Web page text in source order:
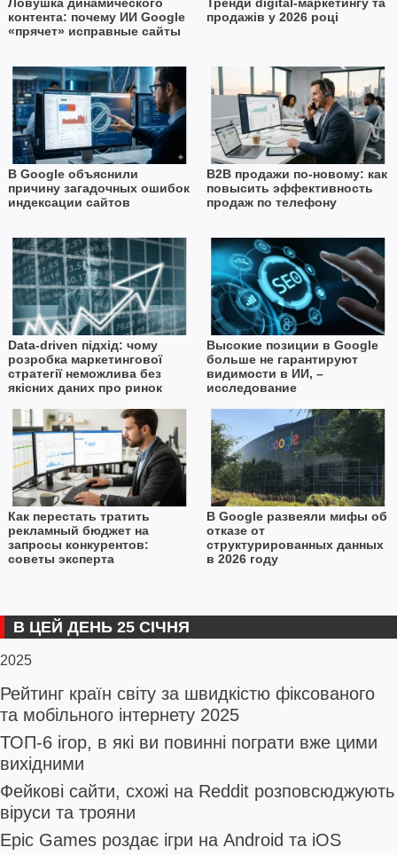
Ловушка динамического
контента: почему ИИ Google
«прячет» исправные сайты
Тренди digital-маркетингу та
продажів у 2026 році
В Google объяснили
причину загадочных ошибок
индексации сайтов
B2B продажи по-новому: как
повысить эффективность
продаж по телефону
Data-driven підхід: чому
розробка маркетингової
стратегії неможлива без
якісних даних про ринок
Высокие позиции в Google
больше не гарантируют
видимости в ИИ, –
исследование
Как перестать тратить
рекламный бюджет на
запросы конкурентов:
советы эксперта
В Google развеяли мифы об
отказе от
структурированных данных
в 2026 году
В ЦЕЙ ДЕНЬ 25 СІЧНЯ
2025
Рейтинг країн світу за швидкістю фіксованого
та мобільного інтернету 2025
ТОП-6 ігор, в які ви повинні пограти вже цими
вихідними
Фейкові сайти, схожі на Reddit розповсюджують
віруси та трояни
Epic Games роздає ігри на Android та iOS